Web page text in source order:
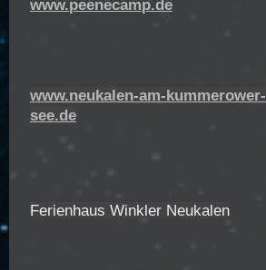
www.peenecamp.de
www.neukalen-am-kummerower-
see.de
Ferienhaus Winkler Neukalen